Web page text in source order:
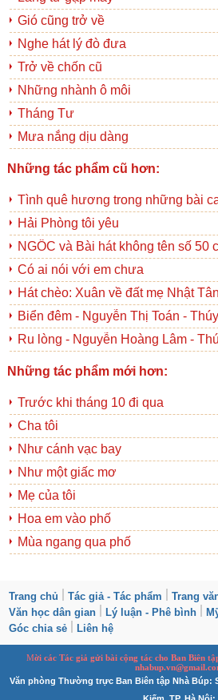
Gió cũng trở về
Nghe hát lý đò đưa
Trở về chốn cũ
Những nhành ô môi
Tháng Tư
Mưa nắng dịu dàng
Những tác phẩm cũ hơn:
Tình quê hương trong những bài
Hải Phòng tôi yêu
NGỐC và Bài hát không tên số 50
Có ai nói với em chưa
Hát chèo: Xuân về đất mẹ Nhật Tân
Biển đêm - Nguyễn Thị Toán -
Ru lòng - Nguyễn Hoàng Lâm -
Những tác phẩm mới hơn:
Trước khi tháng 10 đi qua
Cha tôi
Như cánh vạc bay
Như một giấc mơ
Mẹ của tôi
Hoa em vào phố
Mùa ngang qua phố
Trang chủ Tác giả - Tác phẩm Trang
Văn học dân gian
Lý luận - Phê bình
Góc chia sẻ
Liên hệ
Mời các Tác giả gửi bài cộng táccho Ban Biên
Văn phòng Thường trực Ban Biên tập Nhà Búp: